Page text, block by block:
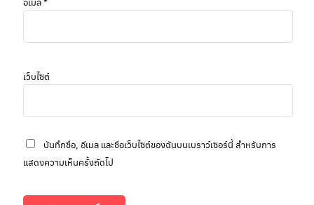
เว็บไซต์
บันทึกชื่อ, อีเมล และชื่อเว็บไซต์ของฉันบนเบราว์เซอร์นี้ สำหรับการ
แสดงความเห็นครั้งถัดไป